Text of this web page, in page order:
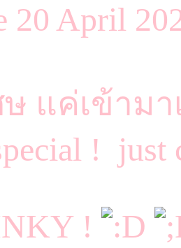
20 April
แค่เข้ามา
! just
!